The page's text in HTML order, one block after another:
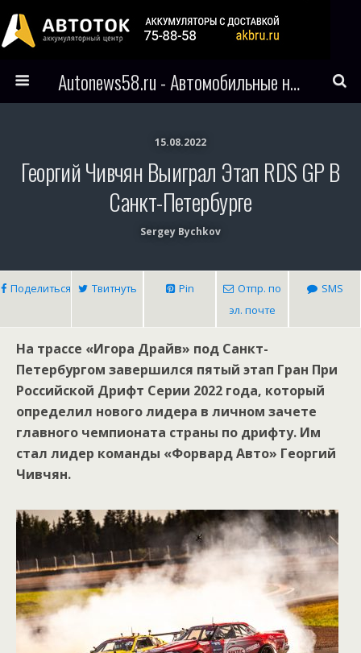
Autonews58.ru - Автомобильные новости Пензы и всего мира
15.08.2022
Георгий Чивчян Выиграл Этап RDS GP В
Санкт-Петербурге
Sergey Bychkov
Поделиться Твитнуть Pin
Отпр. по
эл. почте
SMS
На трассе «Игора Драйв» под Санкт-
Петербургом завершился пятый этап Гран При
Российской Дрифт Серии 2022 года, который
определил нового лидера в личном зачете
главного чемпионата страны по дрифту. Им
стал лидер команды «Форвард Авто» Георгий
Чивчян.